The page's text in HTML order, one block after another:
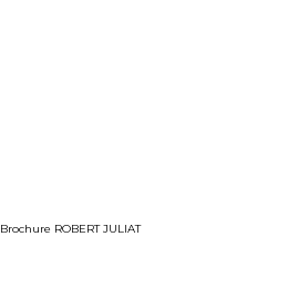
Brochure ROBERT JULIAT